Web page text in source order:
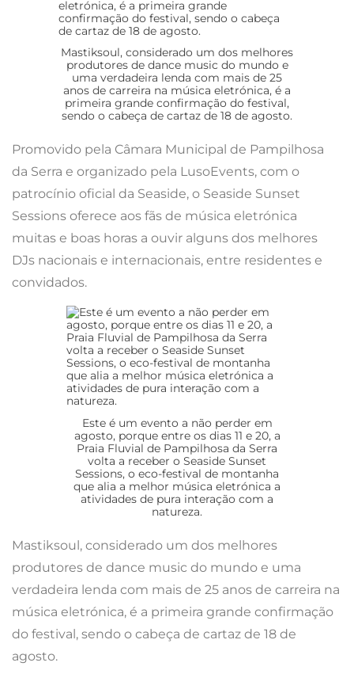
Mastiksoul, considerado um dos melhores
produtores de dance music do mundo e
uma verdadeira lenda com mais de 25
anos de carreira na música eletrónica, é a
primeira grande confirmação do festival,
sendo o cabeça de cartaz de 18 de agosto.
Promovido pela Câmara Municipal de Pampilhosa
da Serra e organizado pela LusoEvents, com o
patrocínio oficial da Seaside, o Seaside Sunset
Sessions oferece aos fãs de música eletrónica
muitas e boas horas a ouvir alguns dos melhores
DJs nacionais e internacionais, entre residentes e
convidados.
Este é um evento a não perder em
agosto, porque entre os dias 11 e 20, a
Praia Fluvial de Pampilhosa da Serra
volta a receber o Seaside Sunset
Sessions, o eco-festival de montanha
que alia a melhor música eletrónica a
atividades de pura interação com a
natureza.
Mastiksoul, considerado um dos melhores
produtores de dance music do mundo e uma
verdadeira lenda com mais de 25 anos de carreira na
música eletrónica, é a primeira grande confirmação
do festival, sendo o cabeça de cartaz de 18 de
agosto.